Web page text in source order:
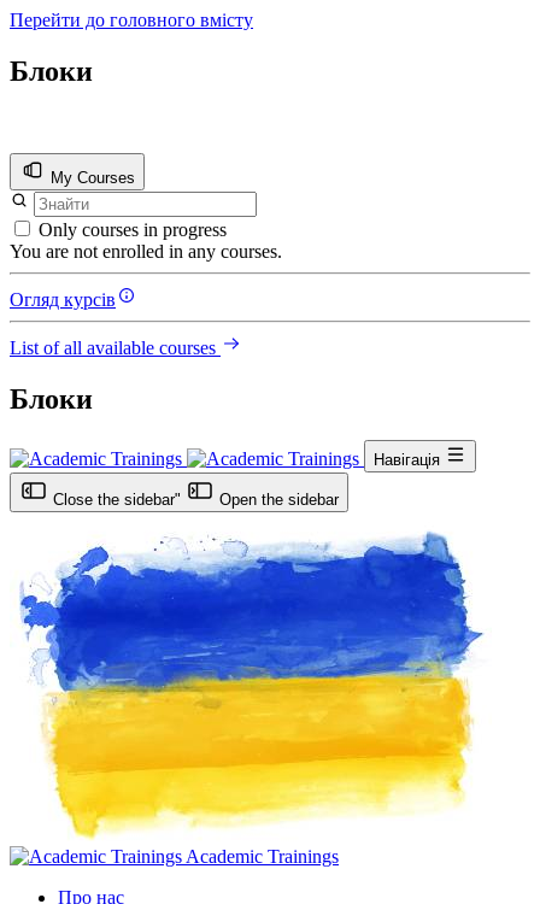
Перейти до головного вмісту
Блоки
My Courses
Only courses in progress
You are not enrolled in any courses.
Огляд курсів
List of all available courses
Блоки
Навігація
Close the sidebar" Open the sidebar
Academic Trainings
Про нас